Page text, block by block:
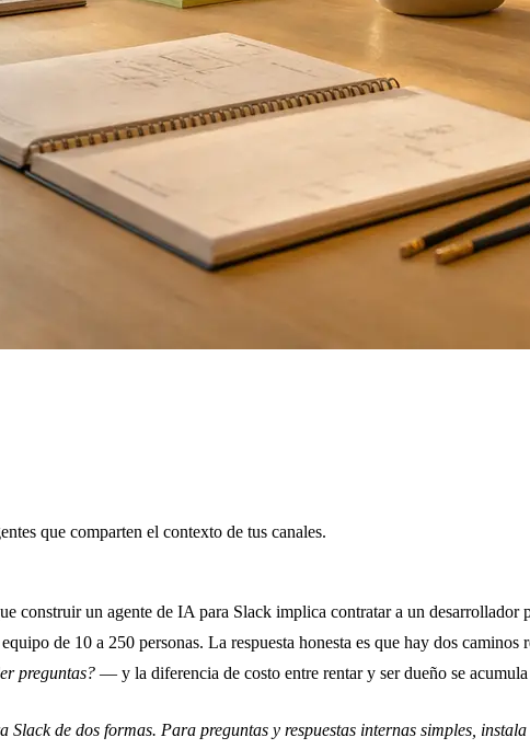
que comparten el contexto de tus canales.
construir un agente de IA para Slack implica contratar a un
de 10 a 250 personas. La respuesta honesta es que hay dos
preguntas? — y la diferencia de costo entre rentar y ser dueño se
Slack de dos formas. Para preguntas y respuestas internas simples,